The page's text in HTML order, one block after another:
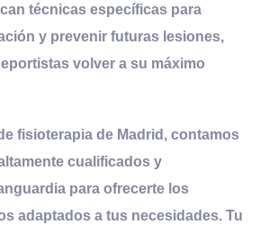
técnicas específicas para
y prevenir futuras lesiones,
volver a su máximo
fisioterapia de Madrid, contamos
cualificados y
para ofrecerte los
adaptados a tus necesidades. Tu